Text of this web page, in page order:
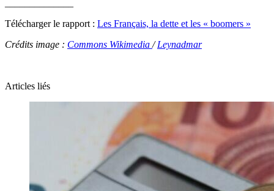
Télécharger le rapport : Les Français, la dette et les « boomers »
Crédits image : Commons Wikimedia /Leynadmar
Articles liés